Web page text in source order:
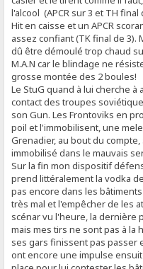
l'alcool (APCR sur 3 et TH final
Hit en caisse et un APCR
assez confiant (TK final de 3).
dû être démoulé trop chaud
M.A.N car le blindage ne
grosse montée des 2 boules!
Le StuG quand à lui cherche
contact des troupes
son Gun. Les Frontoviks en
poil et l'immobilisent, une
Grenadier, au bout du
immobilisé dans le mauvais
Sur la fin mon dispositif
prend littéralement la vodka
pas encore dans les
très mal et l'empêcher de les
scénar vu l'heure, la dernière
mais mes tirs ne sont pas à la
ses gars finissent pas passer
ont encore une impulse